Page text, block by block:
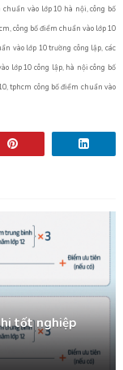
vào lớp 10 hà nội, công bố
công bố điểm chuẩn vào lớp 10
vào lớp 10 trường công lập, các
lớp 10 công lập, hà nội công bố
tphcm công bố điểm chuẩn vào
tốt nghiệp